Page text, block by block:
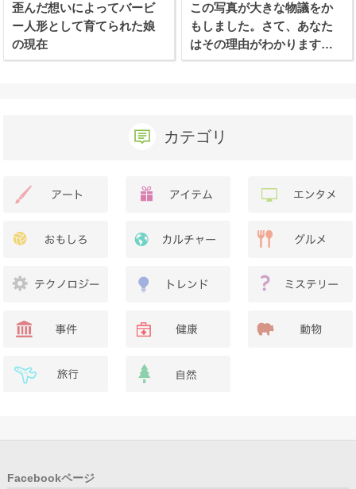
歪んだ想いによってバービ
ー人形として育てられた娘
の現在
この写真が大きな物議をか
もしました。さて、あなた
はその理由がわかります
か？
カテゴリ
Facebookページ